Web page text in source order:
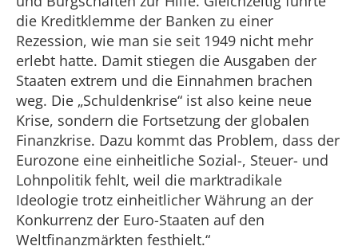
die Kreditklemme der Banken zu einer
Rezession, wie man sie seit 1949 nicht mehr
erlebt hatte. Damit stiegen die Ausgaben der
Staaten extrem und die Einnahmen brachen
weg. Die „Schuldenkrise“ ist also keine neue
Krise, sondern die Fortsetzung der globalen
Finanzkrise. Dazu kommt das Problem, dass der
Eurozone eine einheitliche Sozial-, Steuer- und
Lohnpolitik fehlt, weil die marktradikale
Ideologie trotz einheitlicher Währung an der
Konkurrenz der Euro-Staaten auf den
Weltfinanzmärkten festhielt.“